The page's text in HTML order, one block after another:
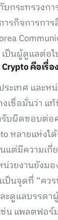
กระทรวงกา
รกิจการการ
เป็นผู้ดูแลต่อไ
คือเรื่อ
ะเทศ และห
เชื่อมั่นว่า แ
บผิดชอบต่อ
หลายแห่งได้
ต่มีความเกี่
วยงานยังมอ
ป็นจุดที่ “คว
ดูแลบรรดา
น แพลตฟอร์